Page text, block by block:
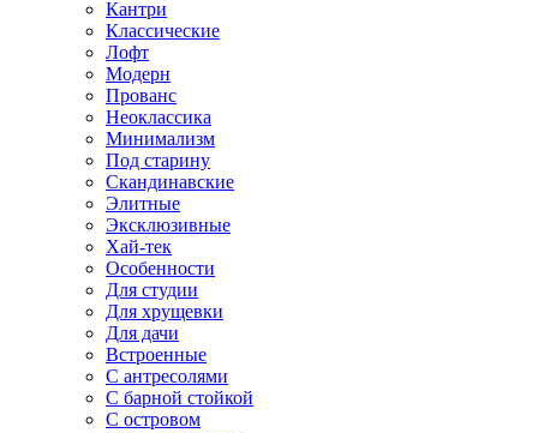
Кантри
Классические
Лофт
Модерн
Прованс
Неоклассика
Минимализм
Под старину
Скандинавские
Элитные
Эксклюзивные
Хай-тек
Особенности
Для студии
Для хрущевки
Для дачи
Встроенные
С антресолями
С барной стойкой
С островом